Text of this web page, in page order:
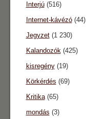
Interjú(516)
Internet-kávézó(44)
Jegyzet(1 230)
Kalandozók(425)
kisregény(19)
Körkérdés (69)
Kritika(65)
mondás (3)